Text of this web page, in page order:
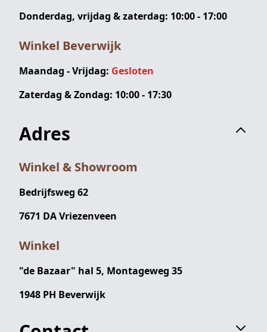
Donderdag, vrijdag & zaterdag: 10:00 - 17:00
Winkel Beverwijk
Maandag - Vrijdag: Gesloten
Zaterdag & Zondag: 10:00 - 17:30
Adres
Winkel & Showroom
Bedrijfsweg 62
7671 DA Vriezenveen
Winkel
"de Bazaar" hal 5, Montageweg 35
1948 PH Beverwijk